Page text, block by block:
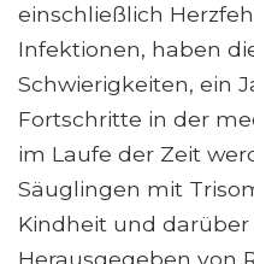
einschließlich
Infektionen, haben
Schwierigkeiten, ein
Fortschritte in der
im Laufe der Zeit
Säuglingen mit
Kindheit und darüber